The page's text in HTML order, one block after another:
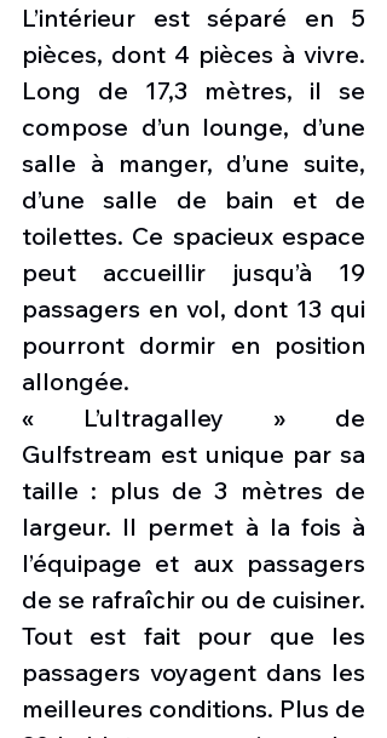
L’intérieur est séparé en 5
pièces, dont 4 pièces à vivre.
Long de 17,3 mètres, il se
compose d’un lounge, d’une
salle à manger, d’une suite,
d’une salle de bain et de
toilettes. Ce spacieux espace
peut accueillir jusqu’à 19
passagers en vol, dont 13 qui
pourront dormir en position
allongée.
« L’ultragalley » de
Gulfstream est unique par sa
taille : plus de 3 mètres de
largeur. Il permet à la fois à
l’équipage et aux passagers
de se rafraîchir ou de cuisiner.
Tout est fait pour que les
passagers voyagent dans les
meilleures conditions. Plus de